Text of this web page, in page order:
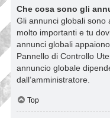
Che cosa sono gli
Gli annunci globali sono
molto importanti e tu
annunci globali
Pannello di Controllo
annuncio globale
dall’amministratore.
Top